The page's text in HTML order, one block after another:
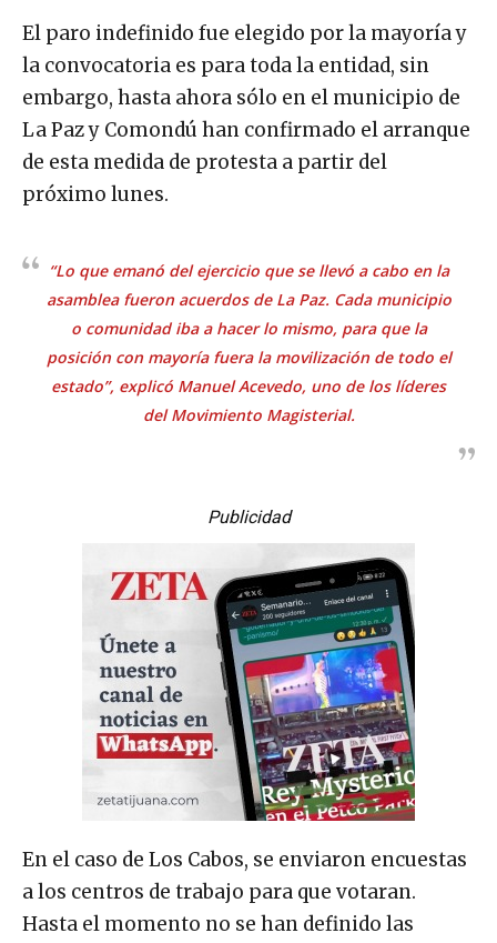
El paro indefinido fue elegido por la mayoría y
la convocatoria es para toda la entidad, sin
embargo, hasta ahora sólo en el municipio de
La Paz y Comondú han confirmado el arranque
de esta medida de protesta a partir del
próximo lunes.
“Lo que emanó del ejercicio que se llevó a cabo en la
asamblea fueron acuerdos de La Paz. Cada municipio
o comunidad iba a hacer lo mismo, para que la
posición con mayoría fuera la movilización de todo el
estado”, explicó Manuel Acevedo, uno de los líderes
del Movimiento Magisterial.
Publicidad
En el caso de Los Cabos, se enviaron encuestas
a los centros de trabajo para que votaran.
Hasta el momento no se han definido las